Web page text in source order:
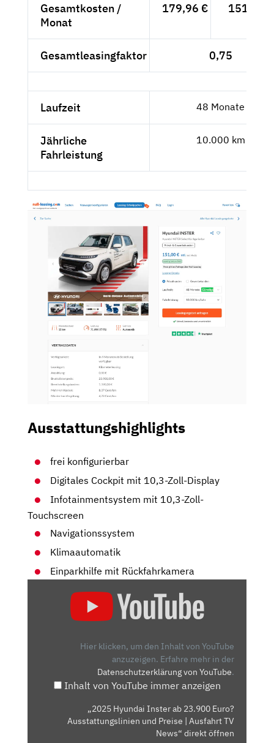
Gesamtkosten /
Monat
179,96 € 151,23 €
Gesamtleasingfaktor 0,75
Laufzeit 48 Monate
Jährliche
Fahrleistung
10.000 km
Ausstattungshighlights
frei konfigurierbar
Digitales Cockpit mit 10,3-Zoll-Display
Infotainmentsystem mit 10,3-Zoll-
Touchscreen
Navigationssystem
Klimaautomatik
Einparkhilfe mit Rückfahrkamera
HYUNDAI
AUSSTATTUNGSLINIEN
Hier klicken, um den Inhalt von YouTube
anzuzeigen. Erfahre mehr in der
Datenschutzerklärung von YouTube.
Inhalt von YouTube immer anzeigen
„2025 Hyundai Inster ab 23.900 Euro?
Ausstattungslinien und Preise | Ausfahrt TV
News“ direkt öffnen